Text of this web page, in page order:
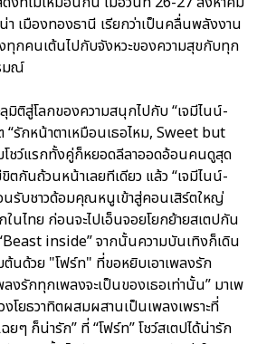
เมืองทองธานี เรียกว่าเป็นคลื่นพลังงาน
ทุกคนเต้นไปกับจังหวะของความสุขกับทุก
มณ์
มิติสู่โลกของความสนุกไปกับ “เจมีไนน์-
“รักหน้าตาเหมือนเธอไหม, Sweet but
โชว์แรกทั้งคู่ก็หยอดลีลาออดอ้อนคนดูสุด
ตกันถ้วนหน้าเลยทีเดียว แล้ว “เจมีไนน์-
นรับชาวด้อมคุณหนูเข้าสู่คอนเสิร์ตใหญ่
นไทย ก่อนจะไปเอ็นจอยโยกย้ายสเตปกัน
inside” จากนั้นความบันเทิงก็เดิน
ต้นด้วย "โฟร์ท" ที่ขอหยิบเอาเพลงรัก
งรักทุกเพลงจะเป็นของเธอเท่านั้น” มาเพ
โยธวาทิตผสมผสานเป็นเพลงเพราะที่
ยๆ ก็น่ารัก” ที่ “โฟร์ท” โชว์สเตปได้น่ารัก